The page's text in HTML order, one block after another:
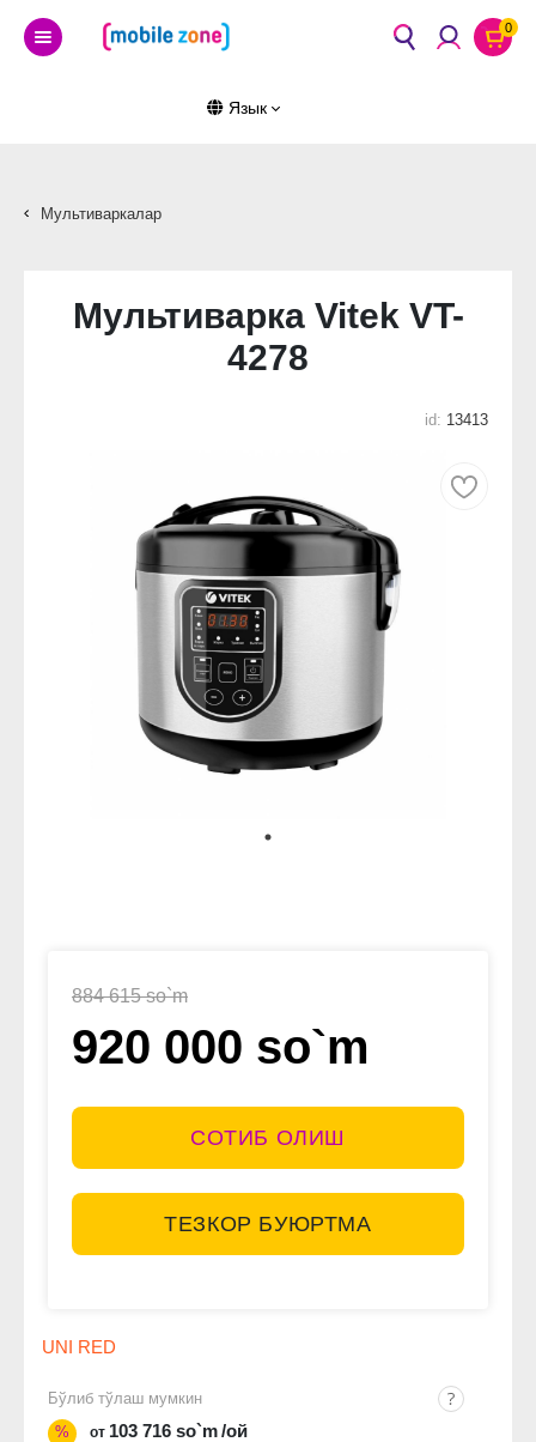
0
Язык
Мультиваркалар
Мультиварка Vitek VT-
4278
id: 13413
884 615 so`m
920 000 so`m
СОТИБ ОЛИШ
ТЕЗКОР БУЮРТМА
UNI RED
Бўлиб тўлаш мумкин
%
от 103 716 so`m/ой